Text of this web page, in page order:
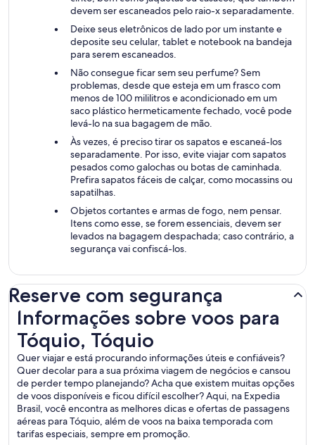
devem ser escaneados pelo raio-x separadamente.
Deixe seus eletrônicos de lado por um instante e
deposite seu celular, tablet e notebook na bandeja
para serem escaneados.
Não consegue ficar sem seu perfume? Sem
problemas, desde que esteja em um frasco com
menos de 100 mililitros e acondicionado em um
saco plástico hermeticamente fechado, você pode
levá-lo na sua bagagem de mão.
Às vezes, é preciso tirar os sapatos e escaneá-los
separadamente. Por isso, evite viajar com sapatos
pesados como galochas ou botas de caminhada.
Prefira sapatos fáceis de calçar, como mocassins ou
sapatilhas.
Objetos cortantes e armas de fogo, nem pensar.
Itens como esse, se forem essenciais, devem ser
levados na bagagem despachada; caso contrário, a
segurança vai confiscá-los.
Reserve com segurança
Informações sobre voos para
Tóquio, Tóquio
Quer viajar e está procurando informações úteis e confiáveis?
Quer decolar para a sua próxima viagem de negócios e cansou
de perder tempo planejando? Acha que existem muitas opções
de voos disponíveis e ficou difícil escolher? Aqui, na Expedia
Brasil, você encontra as melhores dicas e ofertas de passagens
aéreas para Tóquio, além de voos na baixa temporada com
tarifas especiais, sempre em promoção.
Informações sobre voos para Tóquio, Tóquio